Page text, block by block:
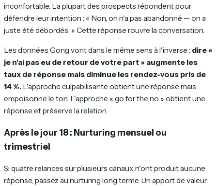
inconfortable. La plupart des prospects répondent pour
défendre leur intention : « Non, on n'a pas abandonné — on a
juste été débordés. » Cette réponse rouvre la conversation.
Les données Gong vont dans le même sens à l'inverse : dire «
je n'ai pas eu de retour de votre part » augmente les
taux de réponse mais diminue les rendez-vous pris de
14 %. L'approche culpabilisante obtient une réponse mais
empoisonne le ton. L'approche « go for the no » obtient une
réponse etpréserve la relation.
Après le jour 18 : Nurturing mensuel ou
trimestriel
Si quatre relances sur plusieurs canaux n'ont produit aucune
réponse, passez au nurturing long terme. Un apport de valeur